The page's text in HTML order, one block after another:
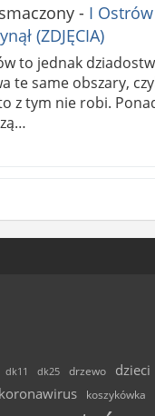
- I
(ZDJĘCIA)
to jednak
te same obszary,
z tym nie robi.
dk11 dk25 drzewo dzieci
koronawirus koszykówka